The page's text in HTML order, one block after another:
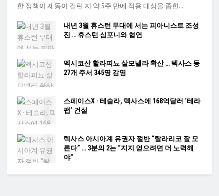
한 정책이 제동이 걸린 지 약 5주 만에 적용 대상을 좁힌...
내년 3월 휴스턴 무대에 서는 피아니스트 조성
진 … 휴스턴 심포니와 협연
멕시코산 할라피뇨 살모넬라 확산 … 텍사스 등
27개 주서 345명 감염
스페이스X · 테슬라, 텍사스에 168억달러 ‘테라
팹’ 건설
텍사스 아시아계 유권자 절반 “탈라리코 잘 모
른다” … 3분의 2는 “지지 얻으려면 더 노력해
야”